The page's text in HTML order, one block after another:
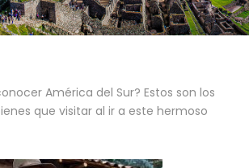
América del Sur? Estos son los
que visitar al ir a este hermoso